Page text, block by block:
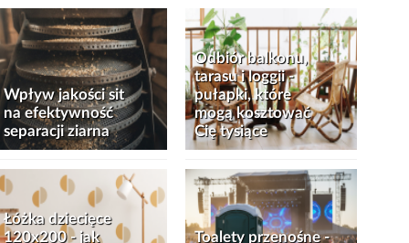
Wpływ jakości sit
na efektywność
separacji ziarna
Odbiór balkonu,
tarasu i loggii -
pułapki, które
mogą kosztować
Cię tysiące
Łóżka dziecięce
120x200 - jak
Toalety przenośne -